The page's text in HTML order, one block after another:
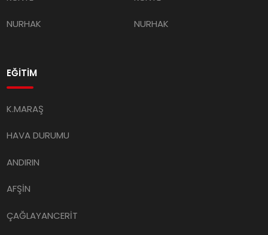
NURHAK NURHAK
EĞİTİM
K.MARAŞ
HAVA DURUMU
ANDIRIN
AFŞİN
ÇAĞLAYANCERİT